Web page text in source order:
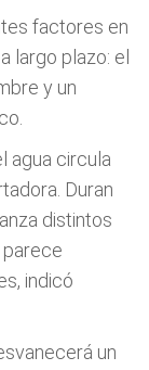
factores en
largo plazo: el
y un
agua circula
Duran
distintos
indicó
un